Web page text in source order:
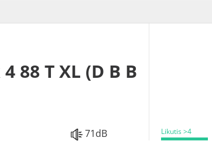
88 T XL (D B B
71dB Likutis >4